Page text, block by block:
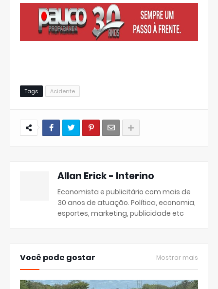
Tags Acidente
Allan Erick - Interino
Economista e publicitário com mais de
30 anos de atuação. Política, economia,
esportes, marketing, publicidade etc
Você pode gostar Mostrar mais